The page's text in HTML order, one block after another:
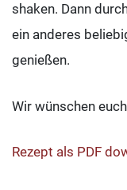
shaken. Dann
ein anderes
genießen.
Wir wünschen
Rezept als PDF